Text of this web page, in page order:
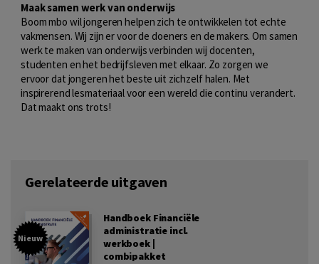
Maak samen werk van onderwijs
Boom mbo wil jongeren helpen zich te ontwikkelen tot echte
vakmensen. Wij zijn er voor de doeners en de makers. Om samen
werk te maken van onderwijs verbinden wij docenten,
studenten en het bedrijfsleven met elkaar. Zo zorgen we
ervoor dat jongeren het beste uit zichzelf halen. Met
inspirerend lesmateriaal voor een wereld die continu verandert.
Dat maakt ons trots!
Gerelateerde uitgaven
Nieuw
Handboek Financiële
administratie incl.
werkboek |
combipakket